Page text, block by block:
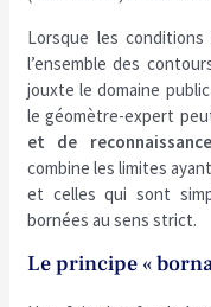
Lorsque les
l’ensemble des
jouxte le domaine
le géomètre-expert
et de
combine les limites
et celles qui sont
bornées au sens strict.
Le principe «